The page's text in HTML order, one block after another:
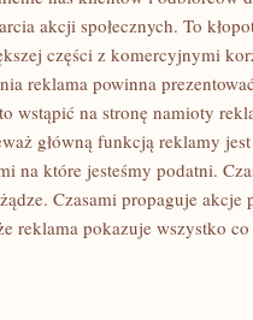
akcji społecznych. To
części z komercyjnymi
reklama powinna
wstąpić na stronę namioty
główną funkcją reklamy
na które jesteśmy podatni.
Czasami propaguje akcje
reklama pokazuje wszystko